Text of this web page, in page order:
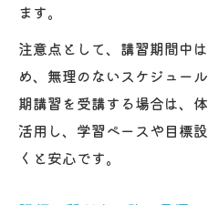
ます。
注意点として、講習期間中
め、無理のないスケジュー
期講習を受講する場合は、
活用し、学習ペースや目標
くと安心です。